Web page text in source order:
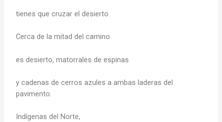
tienes que cruzar el desierto.
Cerca de la mitad del camino
es desierto, matorrales de espinas
y cadenas de cerros azules a ambas laderas del
pavimento.
Indígenas del Norte,